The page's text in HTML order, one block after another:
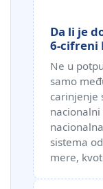
Da li je
6‑cifreni
Ne u
samo
carinjenje
nacionalni
sistema
mere,